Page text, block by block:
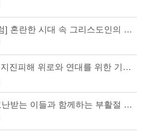
[2025 연속기획포럼] 혼란한 시대 속 그리스도인의 주체적 신앙
[연대활동] 미얀마 지진피해 위로와 연대를 위한 기도회
[연대활동] 2025 고난받는 이들과 함께하는 부활절 연합예배